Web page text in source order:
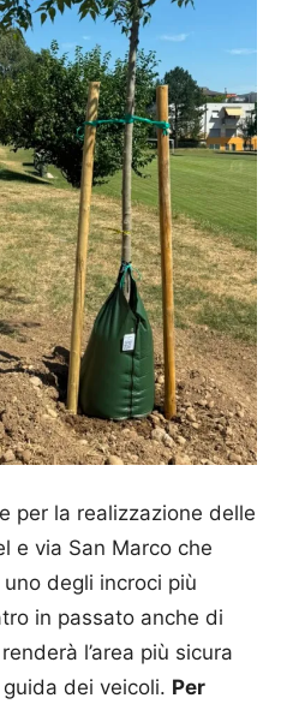
per la realizzazione delle
e via San Marco che
degli incroci più
in passato anche di
l’area più sicura
dei veicoli. Per